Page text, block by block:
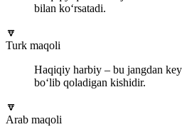
bilan ko‘rsatadi.
🔽
Turk maqoli
Haqiqiy harbiy – bu jangdan
bo‘lib qoladigan kishidir.
🔽
Arab maqoli